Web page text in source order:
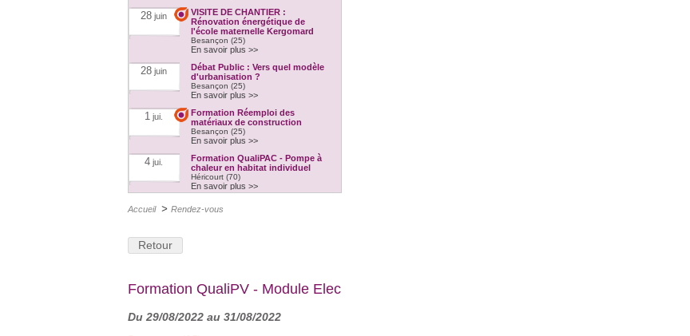
28 juin
VISITE DE CHANTIER :
Rénovation énergétique de
l'école maternelle Kergomard
Besançon (25)
En savoir plus >>
28 juin
Débat Public : Vers quel modèle
d'urbanisation ?
Besançon (25)
En savoir plus >>
1 jui.
Formation Réemploi des
matériaux de construction
Besançon (25)
En savoir plus >>
4 jui.
Formation QualiPAC - Pompe à
chaleur en habitat individuel
Héricourt (70)
En savoir plus >>
4 jui.
Eau
6 jui.
6 jui.
Les RDV du Bâtiment de
l'Artisanat spécial DÉCHETS DE
Crissey (71)
Accueil > Rendez-vous
Retour
Formation QualiPV - Module Elec
Du 29/08/2022 au 31/08/2022